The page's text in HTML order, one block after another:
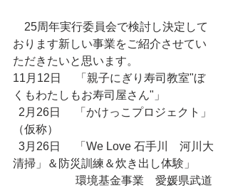
25周年実行委員会で検討し決定して
おります新しい事業をご紹介させてい
ただきたいと思います。
11月12日　 「親子にぎり寿司教室"ぼ
くもわたしもお寿司屋さん"」
（仮称）
清掃」＆防災訓練＆炊き出し体験」